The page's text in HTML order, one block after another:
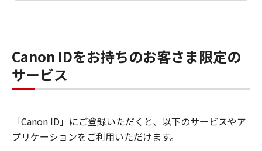
Canon IDをお持ちのお客さま限定の
サービス
「Canon ID」にご登録いただくと、以下のサービスやア
プリケーションをご利用いただけます。